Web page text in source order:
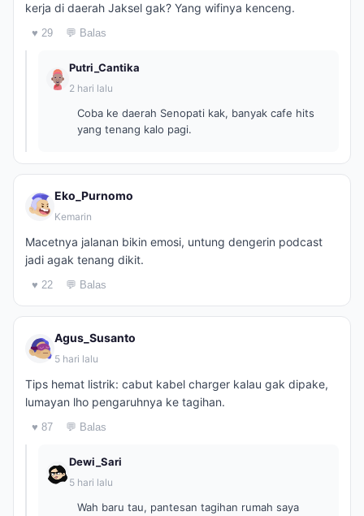
kerja di daerah Jaksel gak? Yang wifinya kenceng.
♥ 29 💬 Balas
Putri_Cantika
2 hari lalu
Coba ke daerah Senopati kak, banyak cafe hits
yang tenang kalo pagi.
Eko_Purnomo
Kemarin
Macetnya jalanan bikin emosi, untung dengerin podcast
jadi agak tenang dikit.
♥ 22 💬 Balas
Agus_Susanto
5 hari lalu
Tips hemat listrik: cabut kabel charger kalau gak dipake,
lumayan lho pengaruhnya ke tagihan.
♥ 87 💬 Balas
Dewi_Sari
5 hari lalu
Wah baru tau, pantesan tagihan rumah saya